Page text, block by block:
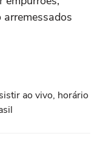
ao vivo, horário